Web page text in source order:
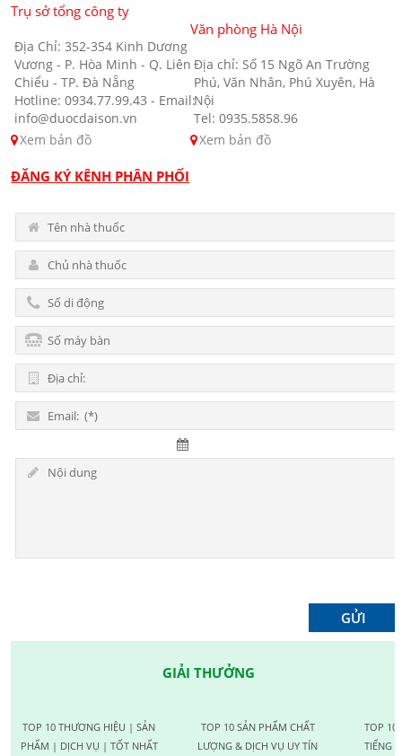
Trụ sở tổng công ty
Địa Chỉ: 352-354 Kinh Dương
Vương - P. Hòa Minh - Q. Liên
Chiểu - TP. Đà Nẵng
Hotline: 0934.77.99.43 - Email:
info@duocdaison.vn
Xem bản đồ
Văn phòng Hà Nội
Địa chỉ: Số 15 Ngõ An Trường
Phú, Văn Nhân, Phú Xuyên, Hà
Nội
Tel: 0935.5858.96
Xem bản đồ
ĐĂNG KÝ KÊNH PHÂN PHỐI
GIẢI THƯỞNG
TOP 10 THƯƠNG HIỆU | SẢN
PHẨM | DỊCH VỤ | TỐT NHẤT
TOP 10 SẢN PHẨM CHẤT
LƯỢNG & DỊCH VỤ UY TÍN
TOP 10
TIẾNG